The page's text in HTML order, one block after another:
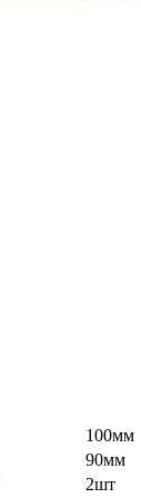
100мм
90мм
2шт